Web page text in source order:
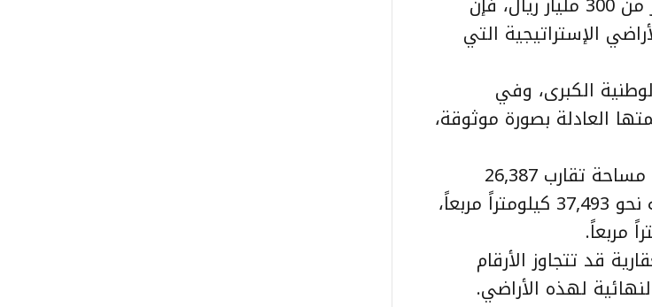
الإستراتيجية التي
الكبرى، وفي
العادلة بصورة موثوقة،
وتضم هذه المشاريع أراضي مشروع نيوم الممتدة على مساحة تقارب 26,387
كيلومتراً مربعاً، ومشروع البحر الأحمر الذي تبلغ مساحته نحو 37,493 كيلومتراً مربعاً،
قد تتجاوز الأرقام
لهذه الأراضي.